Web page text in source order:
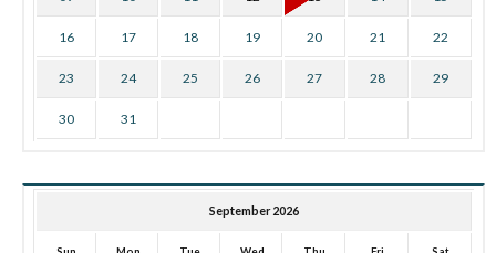
16 17 18 19 20 21 22
23 24 25 26 27 28 29
30 31
September 2026
Sun Mon Tue Wed Thu Fri Sat